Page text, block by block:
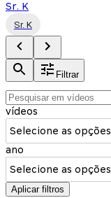
Sr. K
Sr. K
Filtrar
vídeos
Selecione as opções
ano
Selecione as opções
Aplicar filtros